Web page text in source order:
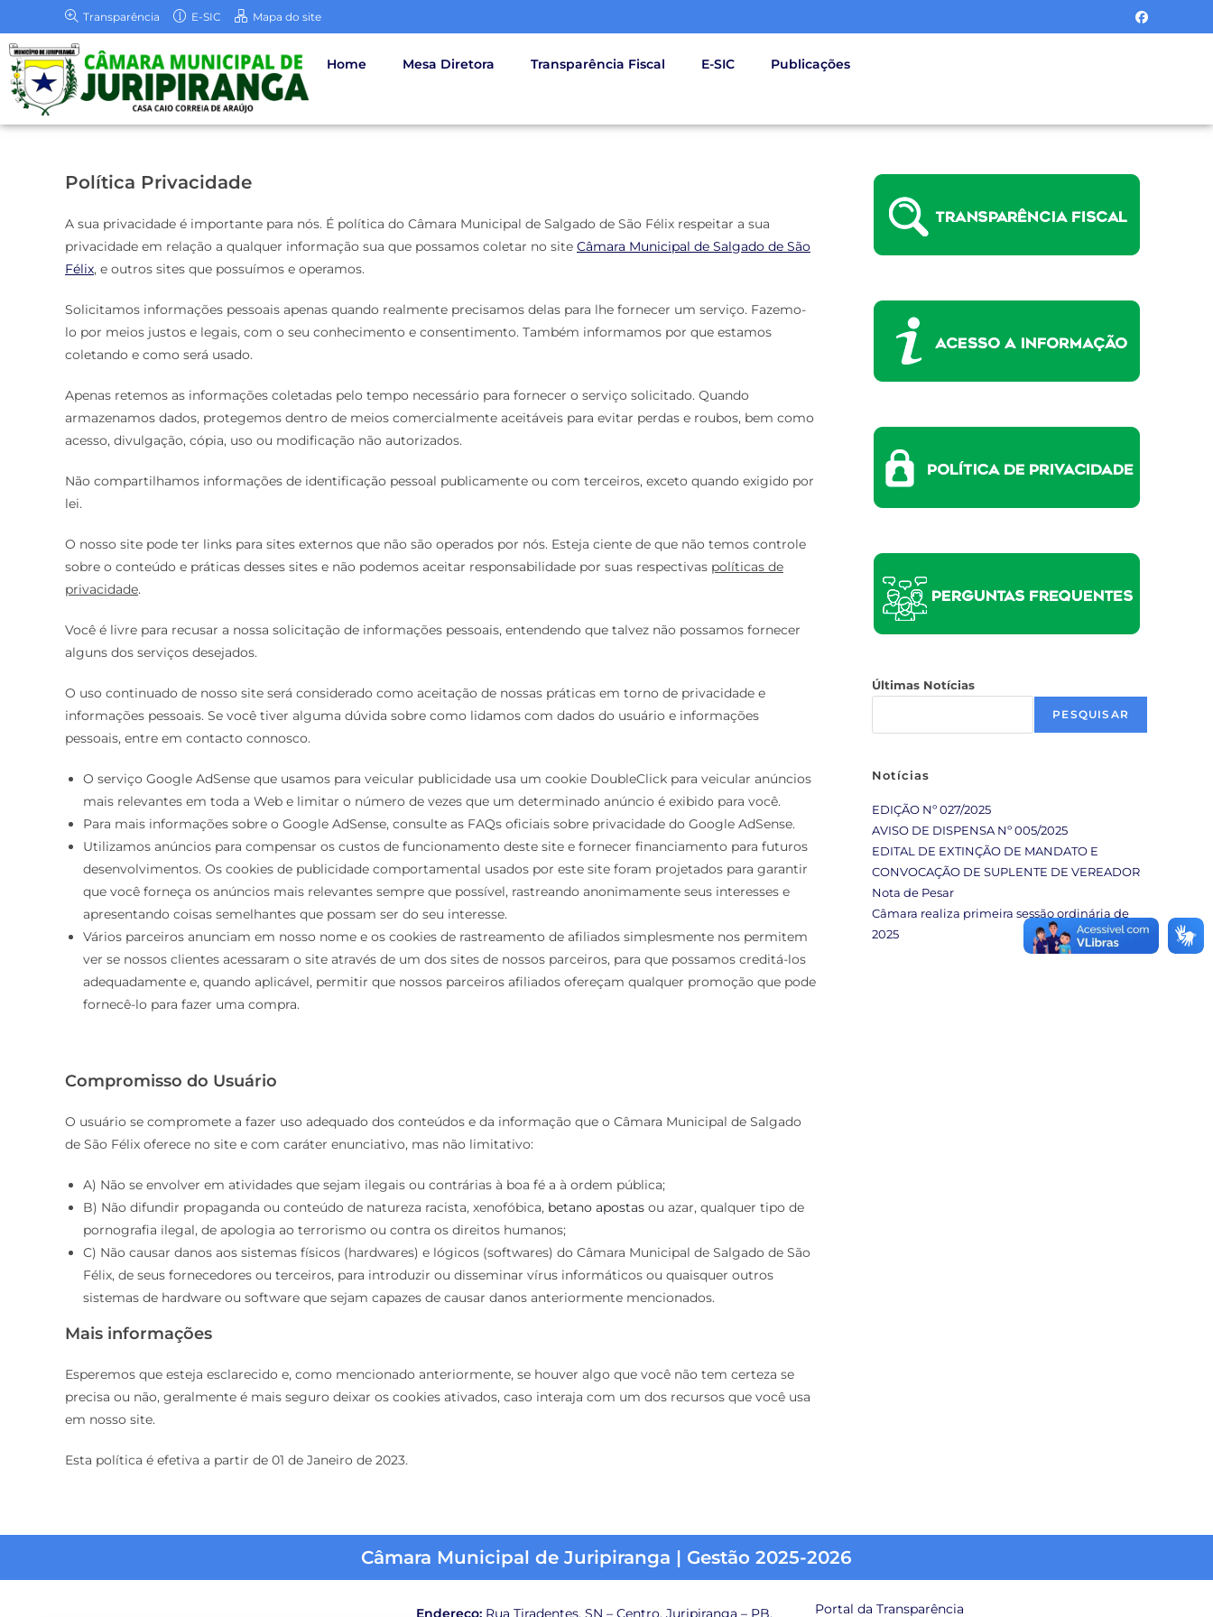
Transparência E-SIC Mapa do site
Home Mesa Diretora Transparência Fiscal E-SIC Publicações
Política Privacidade
A sua privacidade é importante para nós. É política do Câmara Municipal de Salgado de São Félix respeitar a sua
privacidade em relação a qualquer informação sua que possamos coletar no site Câmara Municipal de Salgado de São
Félix, e outros sites que possuímos e operamos.
Solicitamos informações pessoais apenas quando realmente precisamos delas para lhe fornecer um serviço. Fazemo-
lo por meios justos e legais, com o seu conhecimento e consentimento. Também informamos por que estamos
coletando e como será usado.
Apenas retemos as informações coletadas pelo tempo necessário para fornecer o serviço solicitado. Quando
armazenamos dados, protegemos dentro de meios comercialmente aceitáveis ​​para evitar perdas e roubos, bem como
acesso, divulgação, cópia, uso ou modificação não autorizados.
Não compartilhamos informações de identificação pessoal publicamente ou com terceiros, exceto quando exigido por
lei.
O nosso site pode ter links para sites externos que não são operados por nós. Esteja ciente de que não temos controle
sobre o conteúdo e práticas desses sites e não podemos aceitar responsabilidade por suas respectivas políticas de
privacidade.
Você é livre para recusar a nossa solicitação de informações pessoais, entendendo que talvez não possamos fornecer
alguns dos serviços desejados.
O uso continuado de nosso site será considerado como aceitação de nossas práticas em torno de privacidade e
informações pessoais. Se você tiver alguma dúvida sobre como lidamos com dados do usuário e informações
pessoais, entre em contacto connosco.
O serviço Google AdSense que usamos para veicular publicidade usa um cookie DoubleClick para veicular anúncios
mais relevantes em toda a Web e limitar o número de vezes que um determinado anúncio é exibido para você.
Para mais informações sobre o Google AdSense, consulte as FAQs oficiais sobre privacidade do Google AdSense.
Utilizamos anúncios para compensar os custos de funcionamento deste site e fornecer financiamento para futuros
desenvolvimentos. Os cookies de publicidade comportamental usados ​​por este site foram projetados para garantir
que você forneça os anúncios mais relevantes sempre que possível, rastreando anonimamente seus interesses e
apresentando coisas semelhantes que possam ser do seu interesse.
Vários parceiros anunciam em nosso nome e os cookies de rastreamento de afiliados simplesmente nos permitem
ver se nossos clientes acessaram o site através de um dos sites de nossos parceiros, para que possamos creditá-los
adequadamente e, quando aplicável, permitir que nossos parceiros afiliados ofereçam qualquer promoção que pode
fornecê-lo para fazer uma compra.
Compromisso do Usuário
O usuário se compromete a fazer uso adequado dos conteúdos e da informação que o Câmara Municipal de Salgado
de São Félix oferece no site e com caráter enunciativo, mas não limitativo:
A) Não se envolver em atividades que sejam ilegais ou contrárias à boa fé a à ordem pública;
B) Não difundir propaganda ou conteúdo de natureza racista, xenofóbica, betano apostas ou azar, qualquer tipo de
pornografia ilegal, de apologia ao terrorismo ou contra os direitos humanos;
C) Não causar danos aos sistemas físicos (hardwares) e lógicos (softwares) do Câmara Municipal de Salgado de São
Félix, de seus fornecedores ou terceiros, para introduzir ou disseminar vírus informáticos ou quaisquer outros
sistemas de hardware ou software que sejam capazes de causar danos anteriormente mencionados.
Mais informações
Esperemos que esteja esclarecido e, como mencionado anteriormente, se houver algo que você não tem certeza se
precisa ou não, geralmente é mais seguro deixar os cookies ativados, caso interaja com um dos recursos que você usa
em nosso site.
Esta política é efetiva a partir de 01 de Janeiro de 2023.
Últimas Notícias
PESQUISAR
Notícias
EDIÇÃO Nº 027/2025
AVISO DE DISPENSA Nº 005/2025
EDITAL DE EXTINÇÃO DE MANDATO E
CONVOCAÇÃO DE SUPLENTE DE VEREADOR
Nota de Pesar
Câmara realiza primeira sessão ordinária de
2025
Câmara Municipal de Juripiranga | Gestão 2025-2026
Endereço: Rua Tiradentes, SN – Centro, Juripiranga – PB, Portal da Transparência